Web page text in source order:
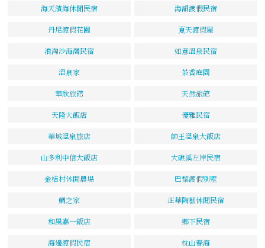
海天濱海休閒民宿 海韻渡假民宿
丹尼渡假花園 夏天渡假屋
浪淘沙海灣民宿 如意溫泉民宿
溫泉家 茶香庭園
華欣旅館 天然旅館
天隆大飯店 優雅民宿
華城溫泉旅店 帥王溫泉大飯店
山多利中信大飯店 大礁溪左岸民宿
金桔村休閒農場 巴黎渡假別墅
鯛之家 正華陶藝休閒民宿
和風嘉一飯店 鄉下民宿
海邊渡假民宿 枕山春海